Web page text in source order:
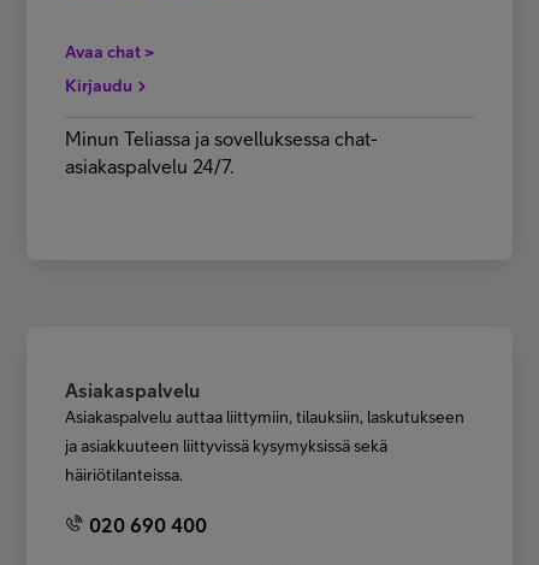
Avaa chat >
Kirjaudu
Minun Teliassa ja sovelluksessa chat-
asiakaspalvelu 24/7.
Asiakaspalvelu
Asiakaspalvelu auttaa liittymiin, tilauksiin, laskutukseen
ja asiakkuuteen liittyvissä kysymyksissä sekä
häiriötilanteissa.
020 690 400